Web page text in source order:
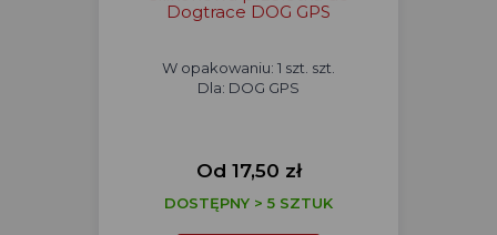
Dogtrace DOG GPS
W opakowaniu: 1 szt. szt.
Dla: DOG GPS
Od 17,50 zł
DOSTĘPNY > 5 SZTUK